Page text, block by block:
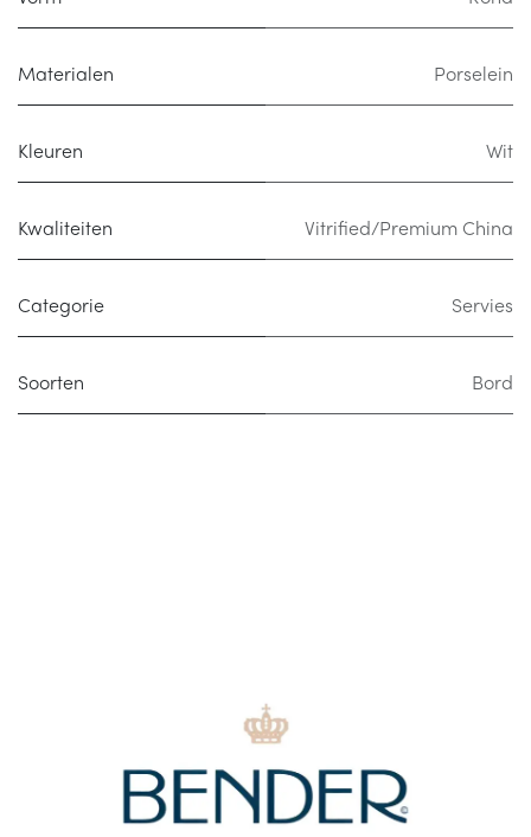
Materialen Porselein
Kleuren Wit
Kwaliteiten Vitrified/Premium China
Categorie Servies
Soorten Bord